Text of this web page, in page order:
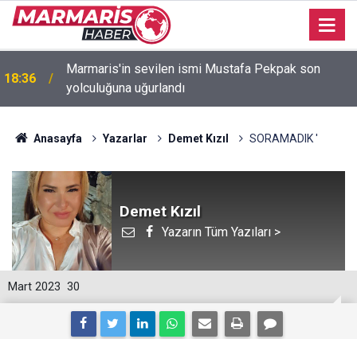
16:35
Bakan Fidan: "Körfez'de devam eden savaş
dikkatimizi Filistin meselesinden ayırmadı"
Anasayfa Yazarlar Demet Kızıl SORAMADIK '
Demet Kızıl
Yazarın Tüm Yazıları >
30
Mart 2023